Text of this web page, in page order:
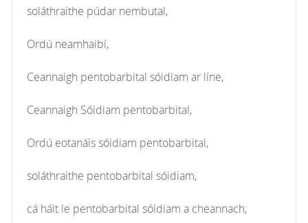
soláthraithe púdar nembutal,
Ordú neamhaibí,
Ceannaigh pentobarbital sóidiam ar líne,
Ceannaigh Sóidiam pentobarbital,
Ordú eotanáis sóidiam pentobarbital,
soláthraithe pentobarbital sóidiam,
cá háit le pentobarbital sóidiam a cheannach,